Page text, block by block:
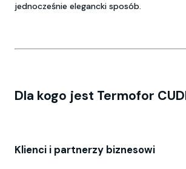
jednocześnie elegancki sposób.
Dla kogo jest Termofor
Klienci i partnerzy biznesowi